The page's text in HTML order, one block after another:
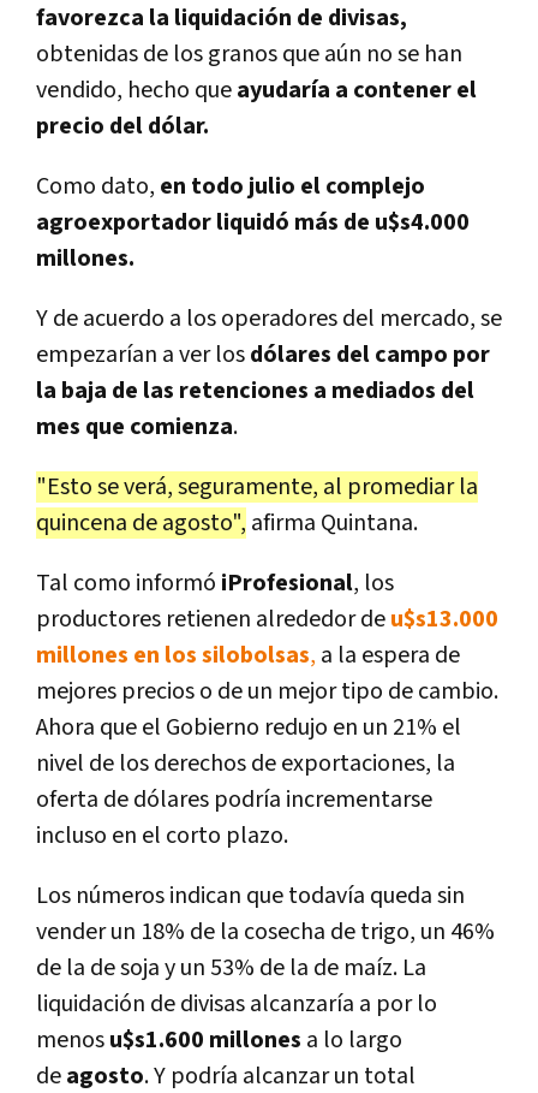
favorezca la liquidación de divisas,
obtenidas de los granos que aún no se han
vendido, hecho queayudaría a contener el
precio del dólar.
Como dato, en todo julio el complejo
agroexportador liquidó más de u$s4.000
millones.
Y de acuerdo a los operadores del mercado, se
empezarían a ver losdólares del campo por
la baja de las retenciones a mediados del
mes que comienza.
"Esto se verá, seguramente, al promediar la
quincena de agosto", afirma Quintana.
Tal como informó iProfesional, los
productores retienen alrededor deu$s13.000
millones en los silobolsas, a la espera de
mejores precios o de un mejor tipo de cambio.
Ahora que el Gobierno redujo en un 21% el
nivel de los derechos de exportaciones, la
oferta de dólares podría incrementarse
incluso en el corto plazo.
Los números indican que todavía queda sin
vender un 18% de la cosecha de trigo, un 46%
de la de soja y un 53% de la de maíz. La
liquidación de divisas alcanzaría a por lo
menosu$s1.600 millones a lo largo
deagosto.Y podría alcanzar un total